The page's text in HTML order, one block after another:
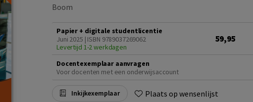
Boom
Papier + digitale studentlicentie
Juni 2025 | ISBN 9789037269062
Levertijd 1-2 werkdagen
59,95
Docentexemplaar aanvragen
Voor docenten met een onderwijsaccount
Inkijkexemplaar Plaats op wensenlijst